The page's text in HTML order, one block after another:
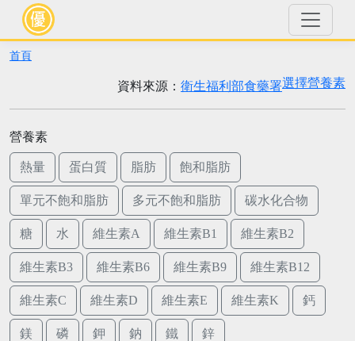
首頁
選擇營養素
資料來源： 衛生福利部食藥署
營養素
熱量 蛋白質 脂肪 飽和脂肪
單元不飽和脂肪 多元不飽和脂肪 碳水化合物
糖 水 維生素A 維生素B1 維生素B2
維生素B3 維生素B6 維生素B9 維生素B12
維生素C 維生素D 維生素E 維生素K 鈣
鎂 磷 鉀 鈉 鐵 鋅